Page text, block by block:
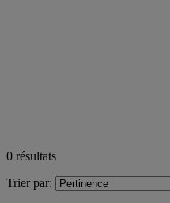
0 résultats
Trier par: